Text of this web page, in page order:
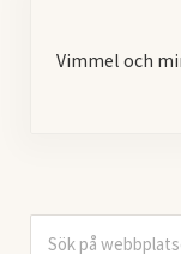
Vimmel och
Sidebar